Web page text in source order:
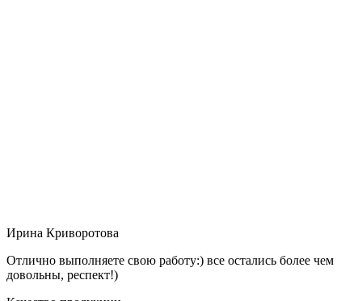
Ирина Криворотова
Отлично выполняете свою работу:) все остались более чем
довольны, респект!)